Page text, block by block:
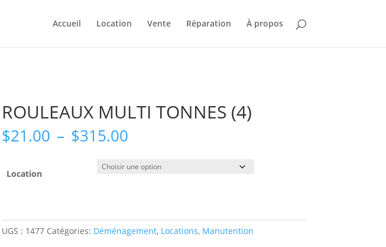
Accueil Location Vente Réparation À propos
ROULEAUX MULTI TONNES (4)
$21.00 – $315.00Plage
prix :
$21.00
Location
UGS : 1477 Catégories: Déménagement, Locations, Manutention